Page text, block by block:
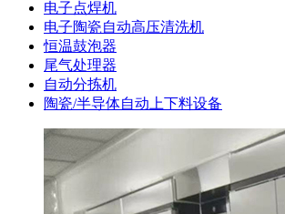
电子点焊机
电子陶瓷自动高压清洗机
恒温鼓泡器
尾气处理器
自动分拣机
陶瓷/半导体自动上下料设备